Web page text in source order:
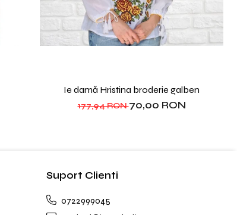
Ie damă Hristina broderie galben
177,94 RON70,00 RON
Suport Clienti
0722999045